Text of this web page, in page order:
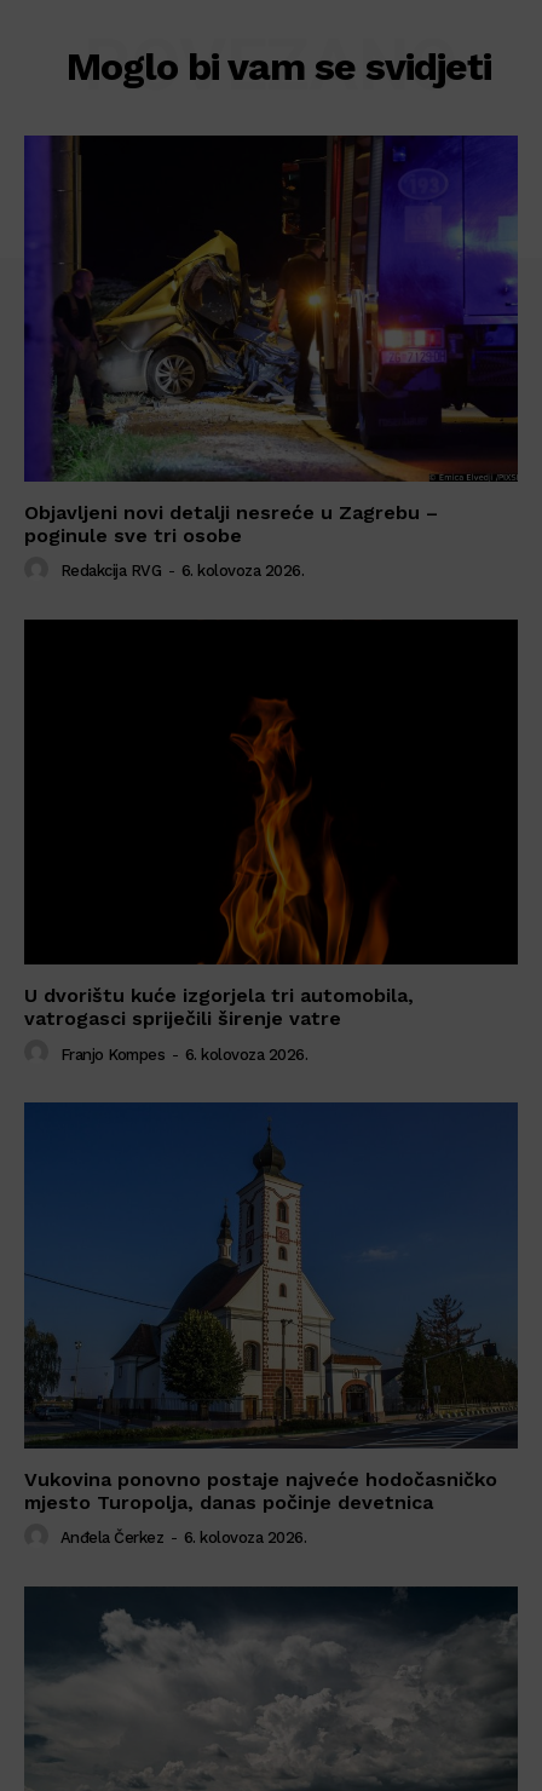
Moglo bi vam se svidjeti
POVEZANO
Objavljeni novi detalji nesreće u Zagrebu –
poginule sve tri osobe
Redakcija RVG - 6. kolovoza 2026.
U dvorištu kuće izgorjela tri automobila,
vatrogasci spriječili širenje vatre
Franjo Kompes - 6. kolovoza 2026.
Vukovina ponovno postaje najveće hodočasničko
mjesto Turopolja, danas počinje devetnica
Anđela Čerkez - 6. kolovoza 2026.